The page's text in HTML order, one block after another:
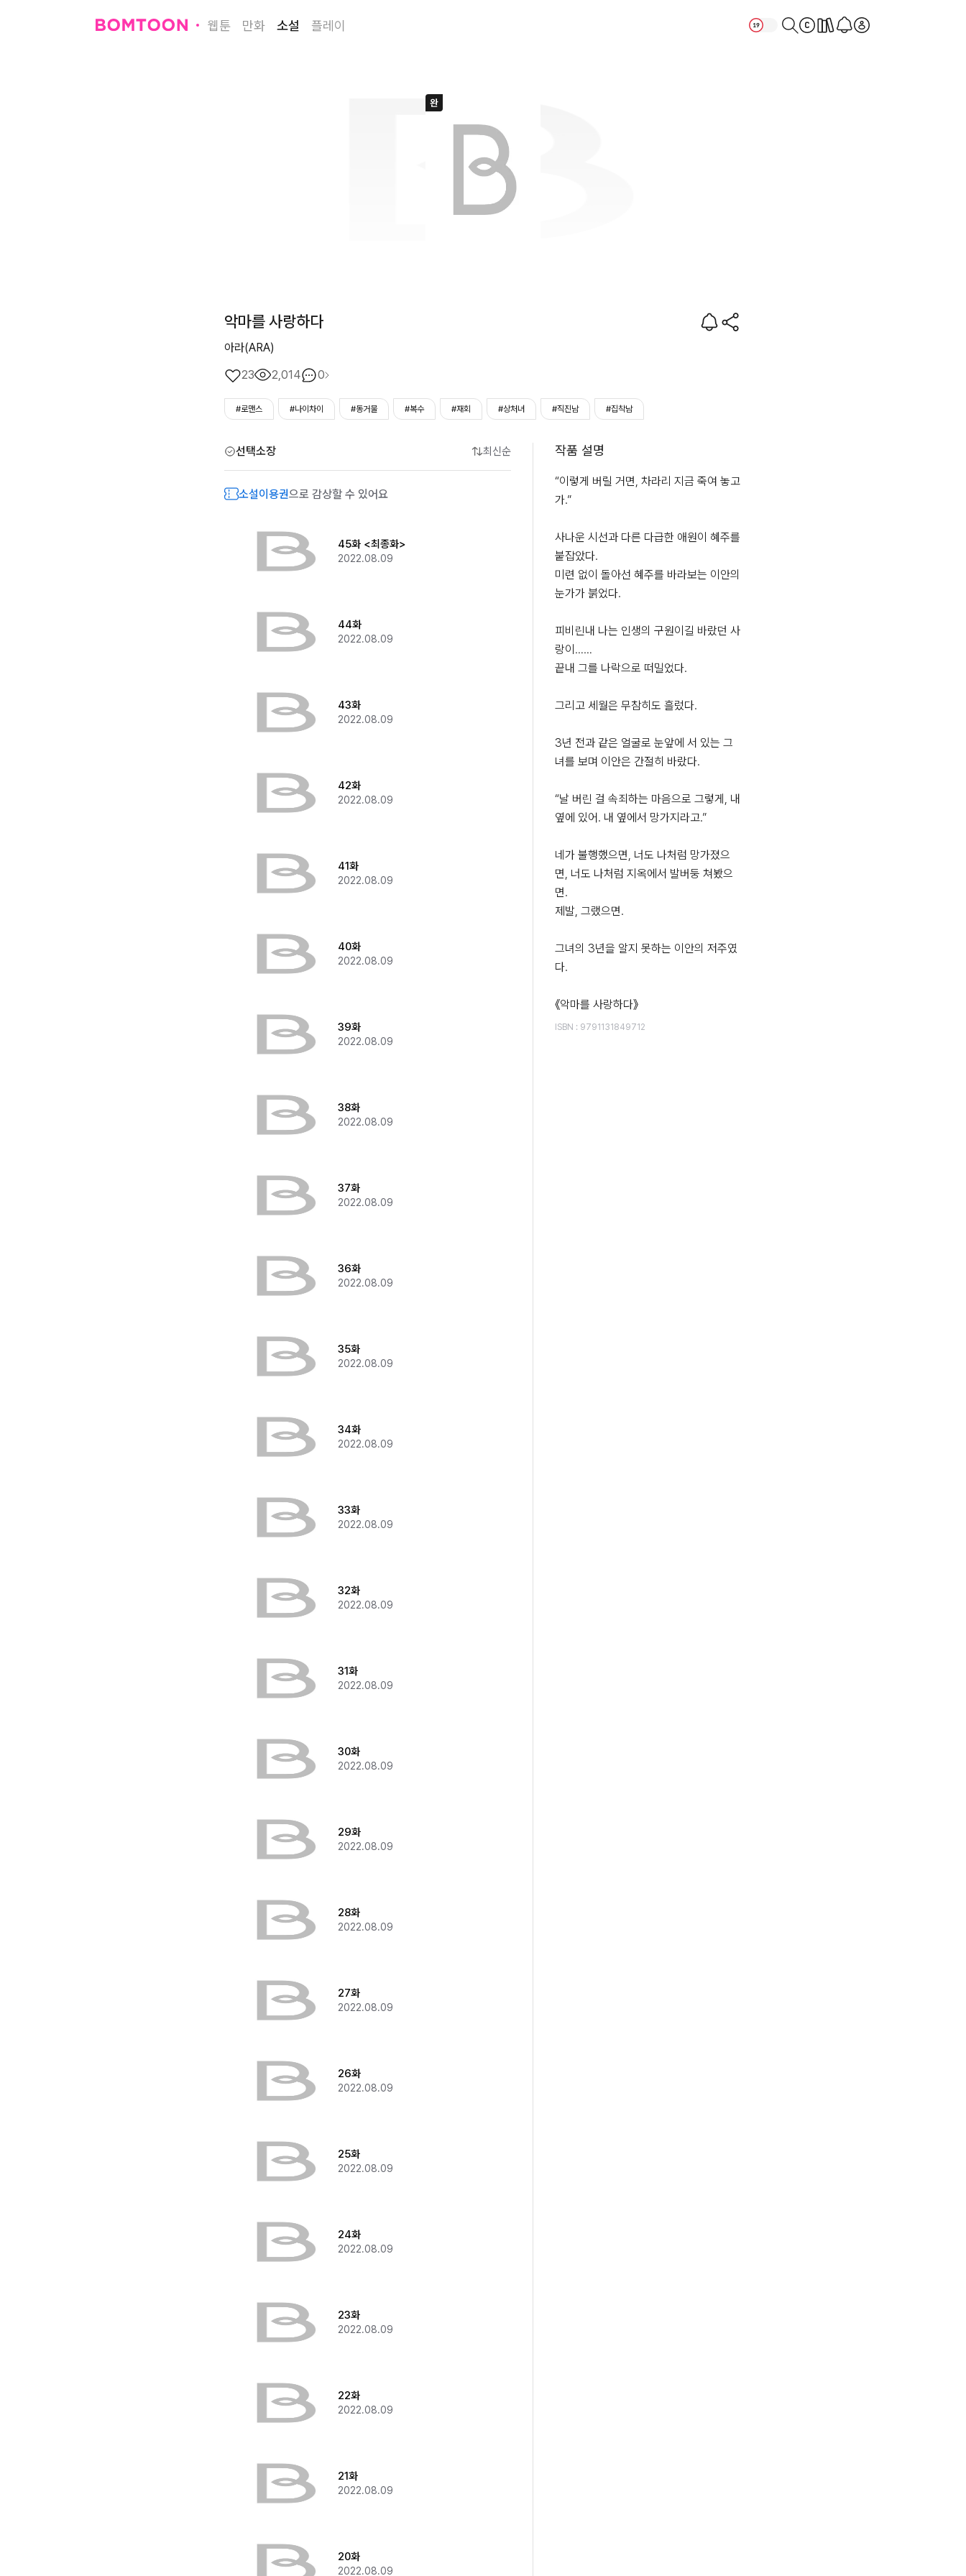
웹툰 만화 소설 플레이
악마를 사랑하다
아라(ARA)
23
2,014 0
#로맨스 #나이차이 #동거물 #복수 #재회 #상처녀 #직진남 #집착남
선택소장 최신순
소설이용권으로 감상할 수 있어요
45화 <최종화>
2022.08.09
44화
2022.08.09
43화
2022.08.09
42화
2022.08.09
41화
2022.08.09
40화
2022.08.09
39화
2022.08.09
38화
2022.08.09
37화
2022.08.09
36화
2022.08.09
35화
2022.08.09
34화
2022.08.09
33화
2022.08.09
32화
2022.08.09
31화
2022.08.09
30화
2022.08.09
29화
2022.08.09
28화
2022.08.09
27화
2022.08.09
26화
2022.08.09
25화
2022.08.09
24화
2022.08.09
23화
2022.08.09
22화
2022.08.09
21화
2022.08.09
20화
2022.08.09
작품 설명
“이렇게 버릴 거면, 차라리 지금 죽여 놓고
가.”
사나운 시선과 다른 다급한 애원이 혜주를
붙잡았다.
미련 없이 돌아선 혜주를 바라보는 이안의
눈가가 붉었다.
피비린내 나는 인생의 구원이길 바랐던 사
랑이……
끝내 그를 나락으로 떠밀었다.
그리고 세월은 무참히도 흘렀다.
3년 전과 같은 얼굴로 눈앞에 서 있는 그
녀를 보며 이안은 간절히 바랐다.
“날 버린 걸 속죄하는 마음으로 그렇게, 내
옆에 있어. 내 옆에서 망가지라고.”
네가 불행했으면, 너도 나처럼 망가졌으
면, 너도 나처럼 지옥에서 발버둥 쳐봤으
면.
제발, 그랬으면.
그녀의 3년을 알지 못하는 이안의 저주였
다.
《악마를 사랑하다》
ISBN : 9791131849712